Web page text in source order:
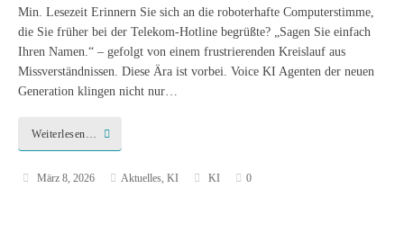
Min. Lesezeit Erinnern Sie sich an die roboterhafte Computerstimme,
die Sie früher bei der Telekom-Hotline begrüßte? „Sagen Sie einfach
Ihren Namen.“ – gefolgt von einem frustrierenden Kreislauf aus
Missverständnissen. Diese Ära ist vorbei. Voice KI Agenten der neuen
Generation klingen nicht nur…
Weiterlesen…
März 8, 2026 Aktuelles ,KI KI 0